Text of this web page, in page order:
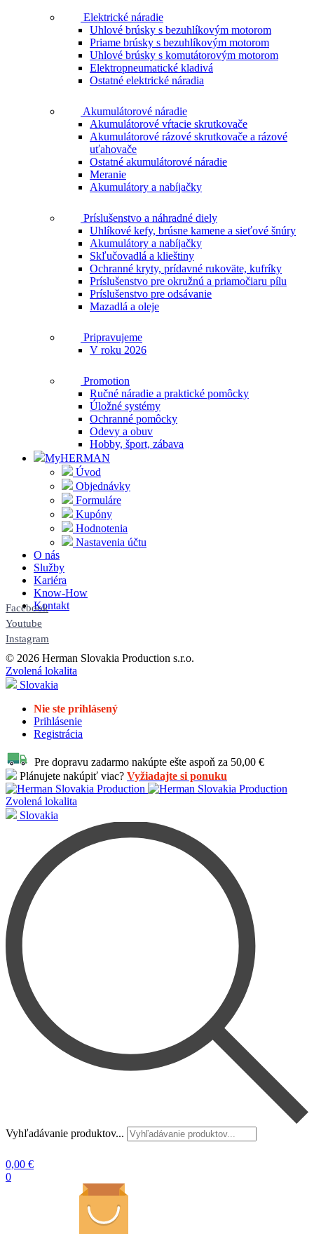
Elektrické náradie
Uhlové brúsky s bezuhlíkovým motorom
Priame brúsky s bezuhlíkovým motorom
Uhlové brúsky s komutátorovým motorom
Elektropneumatické kladivá
Ostatné elektrické náradia
Akumulátorové náradie
Akumulátorové vŕtacie skrutkovače
Akumulátorové rázové skrutkovače a rázové
uťahovače
Ostatné akumulátorové náradie
Meranie
Akumulátory a nabíjačky
Príslušenstvo a náhradné diely
Uhlíkové kefy, brúsne kamene a sieťové šnúry
Akumulátory a nabíjačky
Skľučovadlá a klieštiny
Ochranné kryty, prídavné rukoväte, kufríky
Príslušenstvo pre okružnú a priamočiaru pílu
Príslušenstvo pre odsávanie
Mazadlá a oleje
Pripravujeme
V roku 2026
Promotion
Ručné náradie a praktické pomôcky
Úložné systémy
Ochranné pomôcky
Odevy a obuv
Hobby, šport, zábava
MyHERMAN
Úvod
Objednávky
Formuláre
Kupóny
Hodnotenia
Nastavenia účtu
O nás
Služby
Kariéra
Know-How
Kontakt
Facebook
Youtube
Instagram
© 2026 Herman Slovakia Production s.r.o.
Zvolená lokalita
Slovakia
Nie ste prihlásený
Prihlásenie
Registrácia
Pre dopravu zadarmo nakúpte ešte aspoň za 50,00 €
Plánujete nakúpiť viac? Vyžiadajte si ponuku
Zvolená lokalita
Slovakia
Vyhľadávanie produktov...
0,00 €
0